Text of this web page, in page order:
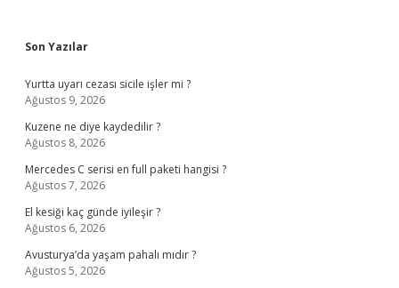
Sidebar
Son Yazılar
Yurtta uyarı cezası sicile işler mi ?
Ağustos 9, 2026
Kuzene ne diye kaydedilir ?
Ağustos 8, 2026
Mercedes C serisi en full paketi hangisi ?
Ağustos 7, 2026
El kesiği kaç günde iyileşir ?
Ağustos 6, 2026
Avusturya’da yaşam pahalı mıdır ?
Ağustos 5, 2026